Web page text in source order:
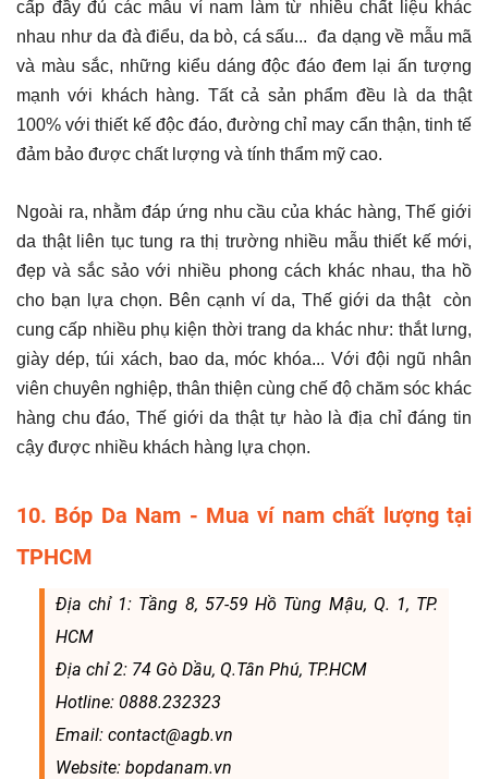
cấp đầy đủ các mẫu ví nam làm từ nhiều chất liệu khác
nhau như da đà điểu, da bò, cá sấu... đa dạng về mẫu mã
và màu sắc, những kiểu dáng độc đáo đem lại ấn tượng
mạnh với khách hàng. Tất cả sản phẩm đều là da thật
100% với thiết kế độc đáo, đường chỉ may cẩn thận, tinh tế
đảm bảo được chất lượng và tính thẩm mỹ cao.
Ngoài ra, nhằm đáp ứng nhu cầu của khác hàng, Thế giới
da thật liên tục tung ra thị trường nhiều mẫu thiết kế mới,
đẹp và sắc sảo với nhiều phong cách khác nhau, tha hồ
cho bạn lựa chọn. Bên cạnh ví da, Thế giới da thật còn
cung cấp nhiều phụ kiện thời trang da khác như: thắt lưng,
giày dép, túi xách, bao da, móc khóa... Với đội ngũ nhân
viên chuyên nghiệp, thân thiện cùng chế độ chăm sóc khác
hàng chu đáo, Thế giới da thật tự hào là địa chỉ đáng tin
cậy được nhiều khách hàng lựa chọn.
10. Bóp Da Nam - Mua ví nam chất lượng tại
TPHCM
Địa chỉ 1: Tầng 8, 57-59 Hồ Tùng Mậu, Q. 1, TP.
HCM
Địa chỉ 2: 74 Gò Dầu, Q.Tân Phú, TP.HCM
Hotline: 0888.232323
Email: contact@agb.vn
Website: bopdanam.vn